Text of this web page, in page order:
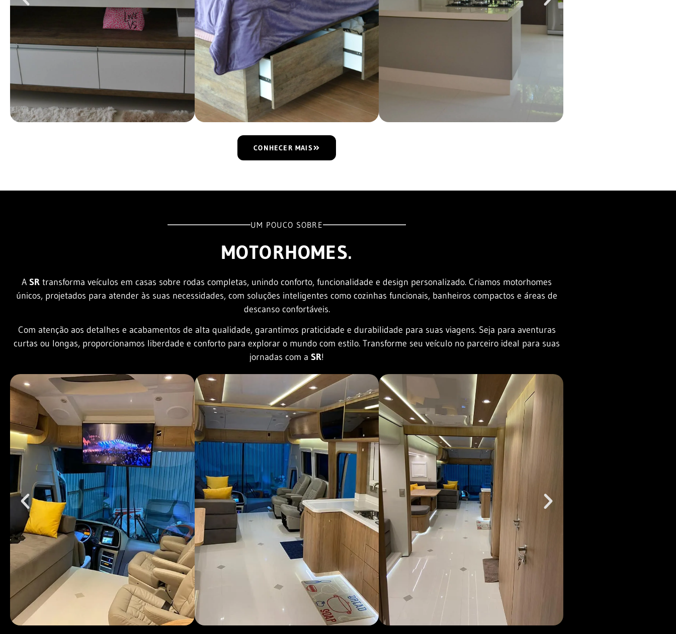
CONHECER MAIS
UM POUCO SOBRE
MOTORHOMES.
A SR transforma veículos em casas sobre rodas completas, unindo conforto, funcionalidade e design personalizado. Criamos motorhomes
únicos, projetados para atender às suas necessidades, com soluções inteligentes como cozinhas funcionais, banheiros compactos e áreas de
descanso confortáveis.
Com atenção aos detalhes e acabamentos de alta qualidade, garantimos praticidade e durabilidade para suas viagens. Seja para aventuras
curtas ou longas, proporcionamos liberdade e conforto para explorar o mundo com estilo. Transforme seu veículo no parceiro ideal para suas
jornadas com a SR!